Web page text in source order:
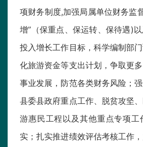
项财务制度,加强局属单位财务监
增”（保重点、保运转、保待遇)
投入增长工作目标，科学编制部
化旅游资金等支出计划，争取更
事业发展，防范各类财务风险；
县委县政府重点工作、脱贫攻坚
游惠民工程以及其他重点专项工
实；扎实推进绩效评估考核工作